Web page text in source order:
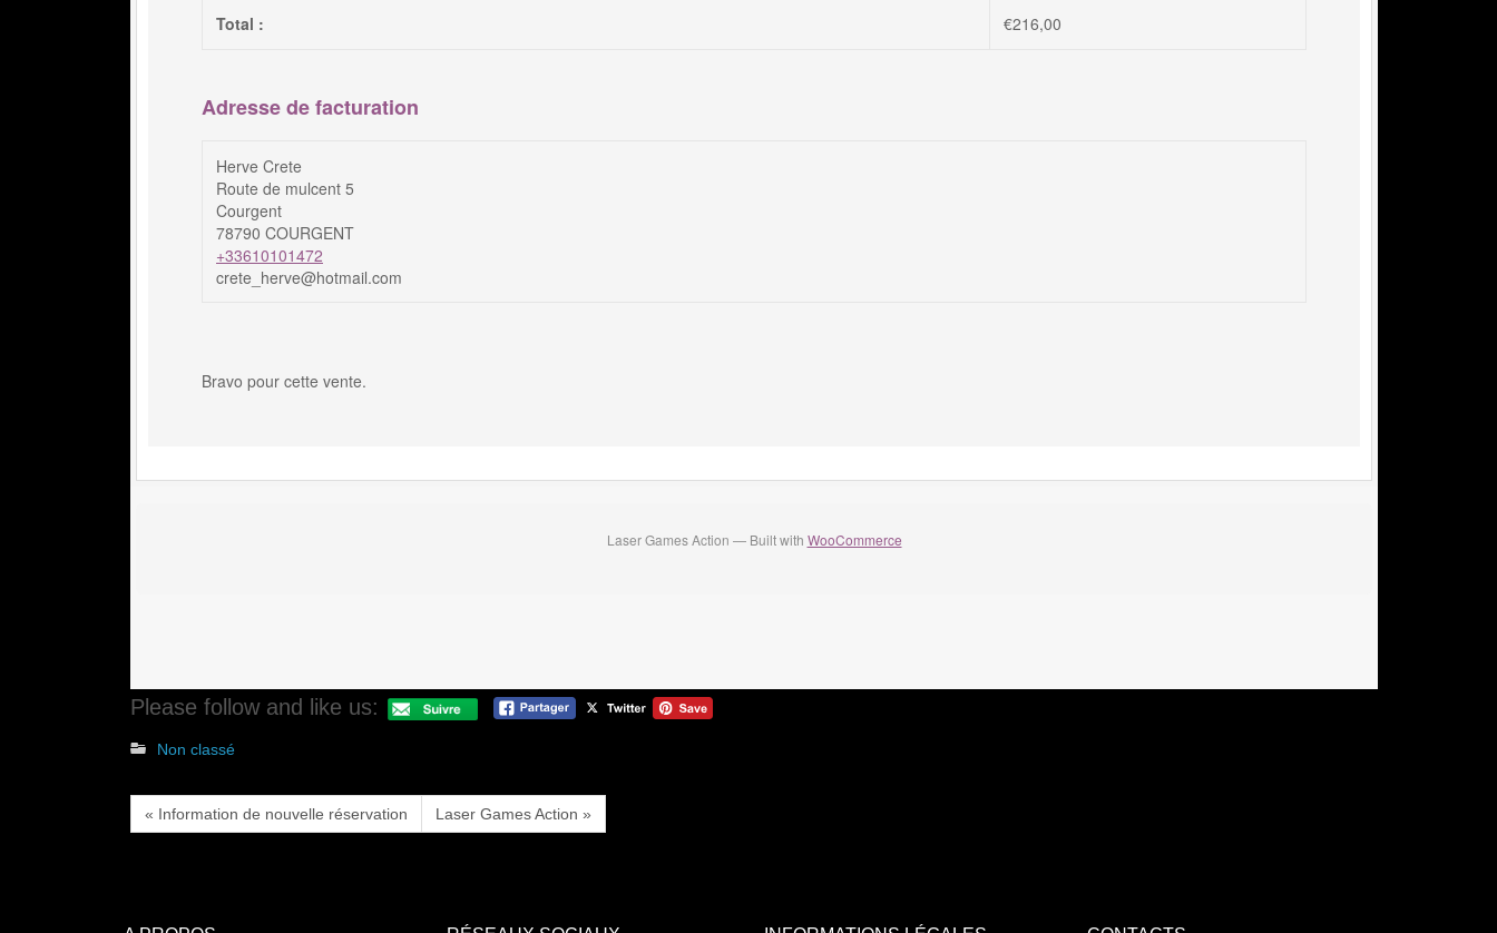
Total : €216,00
Adresse de facturation
Herve Crete
Route de mulcent 5
Courgent
78790 COURGENT
+33610101472
crete_herve@hotmail.com
Bravo pour cette vente.
Laser Games Action — Built with WooCommerce
Please follow and like us:
Non classé
« Information de nouvelle réservation Laser Games Action »